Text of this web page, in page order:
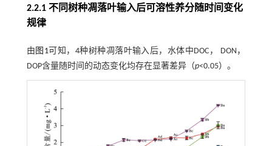
2.2.1 不同树种凋落叶输入后可溶性养分随时间变化
规律
由 图1可知，4种树种凋落叶输入后，水体中DOC， DON，
DOP含量随时间的动态变化均存在显著差异（p<0.05）。